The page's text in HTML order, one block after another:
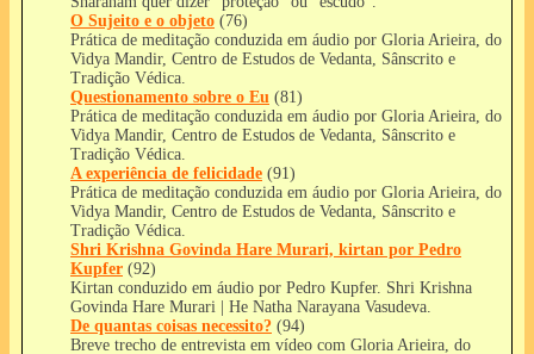
O Sujeito e o objeto (76)
Prática de meditação conduzida em áudio por Gloria Arieira, do
Vidya Mandir, Centro de Estudos de Vedanta, Sânscrito e
Tradição Védica.
Questionamento sobre o Eu (81)
Prática de meditação conduzida em áudio por Gloria Arieira, do
Vidya Mandir, Centro de Estudos de Vedanta, Sânscrito e
Tradição Védica.
A experiência de felicidade (91)
Prática de meditação conduzida em áudio por Gloria Arieira, do
Vidya Mandir, Centro de Estudos de Vedanta, Sânscrito e
Tradição Védica.
Shri Krishna Govinda Hare Murari, kirtan por Pedro
Kupfer (92)
Kirtan conduzido em áudio por Pedro Kupfer. Shri Krishna
Govinda Hare Murari | He Natha Narayana Vasudeva.
De quantas coisas necessito? (94)
Breve trecho de entrevista em vídeo com Gloria Arieira, do